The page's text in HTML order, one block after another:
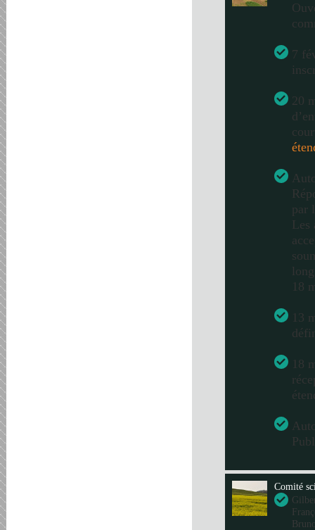
7
20
par
Les
18
13
18
Comité